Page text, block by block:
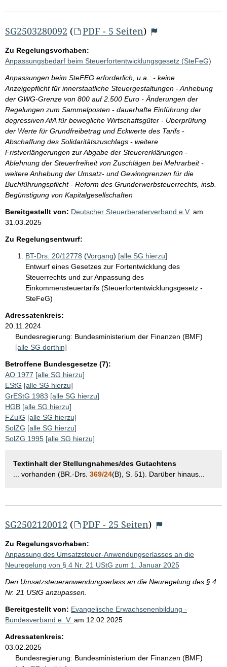
SG2503280092 ( PDF - 5 Seiten)
Zu Regelungsvorhaben:
Anpassungsbedarf beim Steuerfortentwicklungsgesetz (SteFeG)
Anpassungen beim SteFEG erforderlich, u.a.: - keine
Anzeigepflicht für innerstaatliche Steuergestaltungen - Anhebung
der GWG-Grenze von 800 auf 2.500 Euro - Änderungen der
Regelungen zum Sammelposten - dauerhafte Einführung der
degressiven AfA für bewegliche Wirtschaftsgüter - Überprüfung
der Werte für Grundfreibetrag und Eckwerte des Tarifs -
Abschaffung des Solidaritätszuschlags - weitere
Fristverlängerungen zur Abgabe der Steuererklärungen -
Ablehnung der Steuerfreiheit von Zuschlägen bei Mehrarbeit -
weitere Anhebung der Umsatz- und Gewinngrenzen für die
Buchführungspflicht - Reform des Grunderwerbsteuerrechts, insb.
Begünstigung von Kapitalgesellschaften
Bereitgestellt von: Deutscher Steuerberaterverband e.V. am
31.03.2025
Zu Regelungsentwurf:
BT-Drs. 20/12778 (Vorgang) [alle SG hierzu]
Entwurf eines Gesetzes zur Fortentwicklung des
Steuerrechts und zur Anpassung des
Einkommensteuertarifs (Steuerfortentwicklungsgesetz -
SteFeG)
Adressatenkreis:
20.11.2024
Bundesregierung: Bundesministerium der Finanzen (BMF)
[alle SG dorthin]
Betroffene Bundesgesetze (7):
AO 1977 [alle SG hierzu]
EStG [alle SG hierzu]
GrEStG 1983 [alle SG hierzu]
HGB [alle SG hierzu]
FZulG [alle SG hierzu]
SolZG [alle SG hierzu]
SolZG 1995 [alle SG hierzu]
Textinhalt der Stellungnahmes/des Gutachtens
... vorhanden (BR.-Drs. 369/24(B), S. 51). Darüber hinaus...
SG2502120012 ( PDF - 25 Seiten)
Zu Regelungsvorhaben:
Anpassung des Umsatzsteuer-Anwendungserlasses an die
Neuregelung von § 4 Nr. 21 UStG zum 1. Januar 2025
Den Umsatzsteueranwendungserlass an die Neuregelung des § 4
Nr. 21 UStG anzupassen.
Bereitgestellt von: Evangelische Erwachsenenbildung -
Bundesverband e. V. am 12.02.2025
Adressatenkreis:
03.02.2025
Bundesregierung: Bundesministerium der Finanzen (BMF)